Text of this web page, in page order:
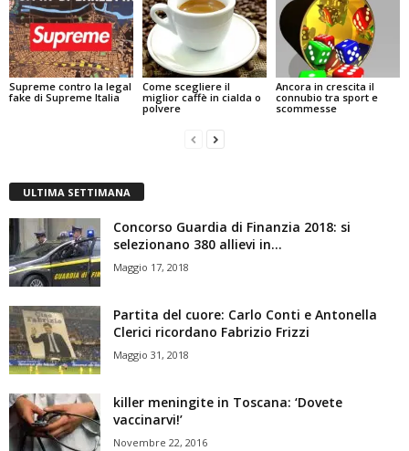
Supreme contro la legal
fake di Supreme Italia
Come scegliere il
miglior caffè in cialda o
polvere
Ancora in crescita il
connubio tra sport e
scommesse
ULTIMA SETTIMANA
Concorso Guardia di Finanzia 2018: si
selezionano 380 allievi in...
Maggio 17, 2018
Partita del cuore: Carlo Conti e Antonella
Clerici ricordano Fabrizio Frizzi
Maggio 31, 2018
killer meningite in Toscana: ‘Dovete
vaccinarvi!’
Novembre 22, 2016